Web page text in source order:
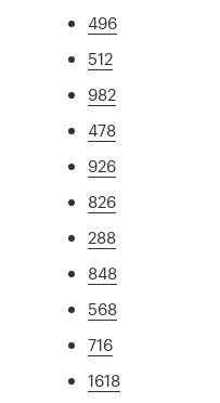
496
512
982
478
926
826
288
848
568
716
1618